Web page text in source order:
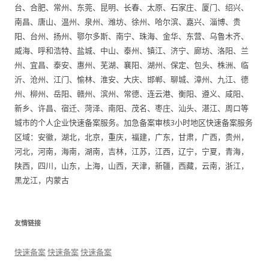
台、合肥、常州、东莞、昆明、长春、太原、石家庄、厦门、绍兴、
南昌、唐山、温州、泉州、潍坊、徐州、哈尔滨、嘉兴、淄博、贵
阳、台州、扬州、鄂尔多斯、南宁、珠海、金华、东营、乌鲁木齐、
威海、呼和浩特、盐城、中山、泰州、镇江、济宁、廊坊、洛阳、兰
州、宜昌、泰安、惠州、芜湖、襄阳、湖州、保定、包头、株洲、临
沂、沧州、江门、愉林、淮安、大庆、邯郸、聊城、漳州、九江、德
州、柳州、岳阳、赣州、滨州、常德、连云港、衡阳、遵义、咸阳、
新乡、许昌、宿迁、菏泽、南阳、茂名、枣庄、汕头、湛江、周口等
城市的个人企业快速备案服务。加急备案审核3小时地区快速备案服务
区域：安徽，湖北，北京，重庆，福建，广东，甘肃，广西，贵州，
河北，河南，海南，湖南，吉林，江苏，江西，辽宁，宁夏，青海，
陕西，四川，山东，上海，山西，天津，新疆，西藏，云南，浙江，
黑龙江，内蒙古
友情链接
快速备案快速备案快速备案